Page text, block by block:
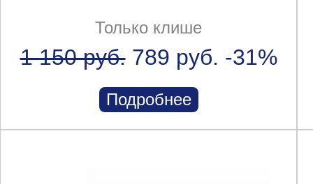
Только клише
1 150 руб.789 руб. -31%
Подробнее